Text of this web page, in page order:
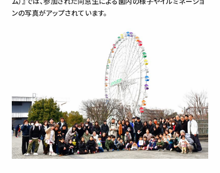
ンの写真がアップされています。